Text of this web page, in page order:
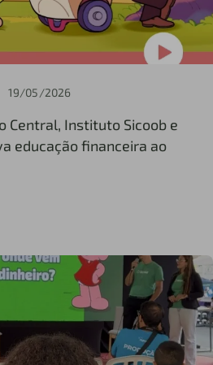
19/05/2026
Central, Instituto Sicoob e
educação financeira ao